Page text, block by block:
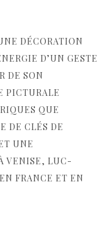
DÉCORATION
D’UN GESTE
DE SON
PICTURALE
QUE
DE CLÉS DE
UNE
VENISE, LUC-
FRANCE ET EN